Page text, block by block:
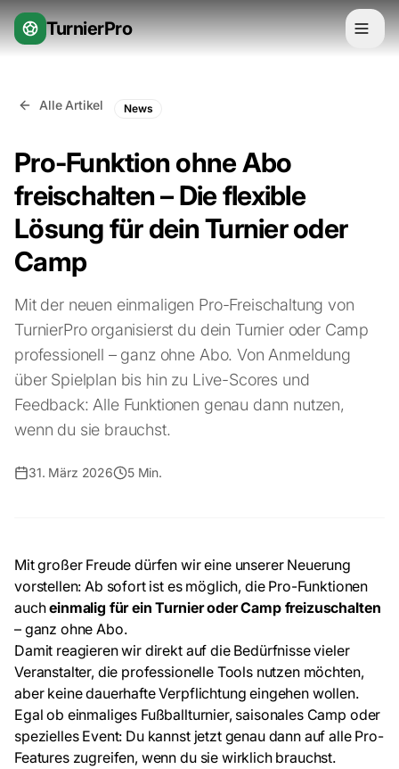
Zum Inhalt springen
TurnierPro
Alle Artikel News
Pro-Funktion ohne Abo
freischalten – Die flexible
Lösung für dein Turnier oder
Camp
Mit der neuen einmaligen Pro-Freischaltung von
TurnierPro organisierst du dein Turnier oder Camp
professionell – ganz ohne Abo. Von Anmeldung
über Spielplan bis hin zu Live-Scores und
Feedback: Alle Funktionen genau dann nutzen,
wenn du sie brauchst.
31. März 2026 5 Min.
Mit großer Freude dürfen wir eine unserer Neuerung
vorstellen: Ab sofort ist es möglich, die Pro-Funktionen
aucheinmalig für ein Turnier oder Camp freizuschalten
– ganz ohne Abo.
Damit reagieren wir direkt auf die Bedürfnisse vieler
Veranstalter, die professionelle Tools nutzen möchten,
aber keine dauerhafte Verpflichtung eingehen wollen.
Egal ob einmaliges Fußballturnier, saisonales Camp oder
spezielles Event: Du kannst jetzt genau dann auf alle Pro-
Features zugreifen, wenn du sie wirklich brauchst.